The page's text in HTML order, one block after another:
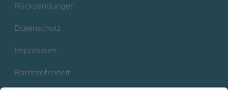
Rücksendungen
Datenschutz
Impressum
Barrierefreiheit